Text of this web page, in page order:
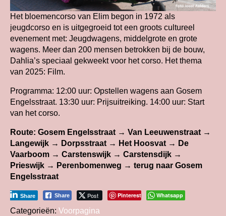
Het bloemencorso van Elim begon in 1972 als
jeugdcorso en is uitgegroeid tot een groots cultureel
evenement met: Jeugdwagens, middelgrote en grote
wagens. Meer dan 200 mensen betrokken bij de bouw,
Dahlia’s speciaal gekweekt voor het corso. Het thema
van 2025: Film.
Programma: 12:00 uur: Opstellen wagens aan Gosem
Engelsstraat. 13:30 uur: Prijsuitreiking. 14:00 uur: Start
van het corso.
Route: Gosem Engelsstraat → Van Leeuwenstraat →
Langewijk → Dorpsstraat → Het Hoosvat → De
Vaarboom → Carstenswijk → Carstensdijk →
Prieswijk → Perenbomenweg → terug naar Gosem
Engelsstraat
Share Post
Share Pinterest Whatsapp
Categorieën: Voorpagina